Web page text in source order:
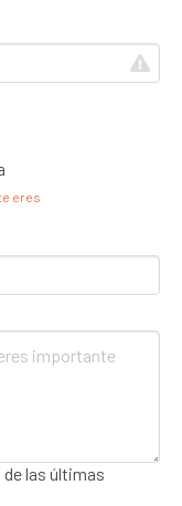
eres
las últimas